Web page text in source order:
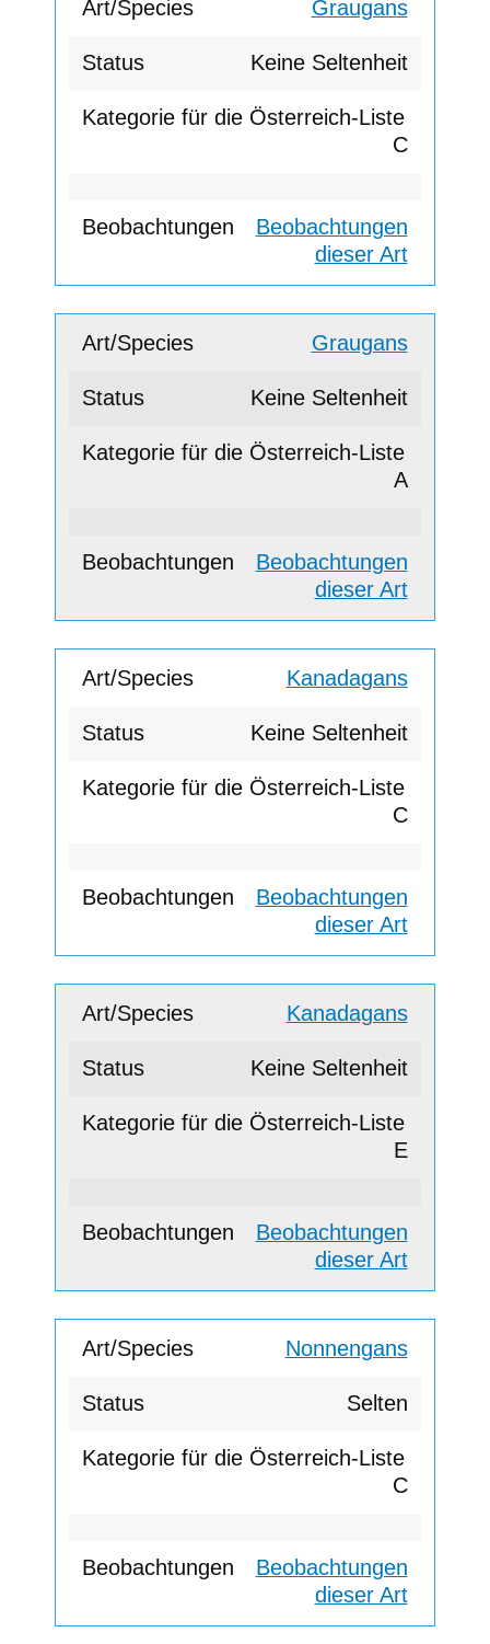
Graugans
Keine Seltenheit
C
Beobachtungen
dieser Art
Graugans
Keine Seltenheit
A
Beobachtungen
dieser Art
Kanadagans
Keine Seltenheit
C
Beobachtungen
dieser Art
Kanadagans
Keine Seltenheit
E
Beobachtungen
dieser Art
Nonnengans
Selten
C
Beobachtungen
dieser Art